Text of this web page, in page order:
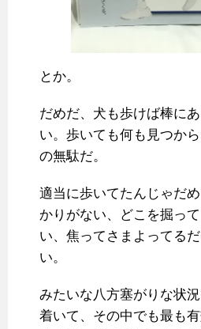
とか。
だめだ、犬も歩けば棒に
い。歩いても何も見つか
の無駄だ。
適当に歩いてたんじゃだ
かりがない、どこを掘っ
い、焦ってさまよってる
い。
みたいな八方塞がりな状
着いて、その中でも最も